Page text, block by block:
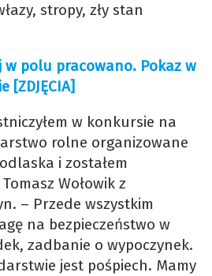
stropy, zły stan
w polu pracowano. Pokaz w
[ZDJĘCIA]
w konkursie na
rolne organizowane
i zostałem
Wołowik z
– Przede wszystkim
na bezpieczeństwo w
zadbanie o wypoczynek.
jest pośpiech. Mamy